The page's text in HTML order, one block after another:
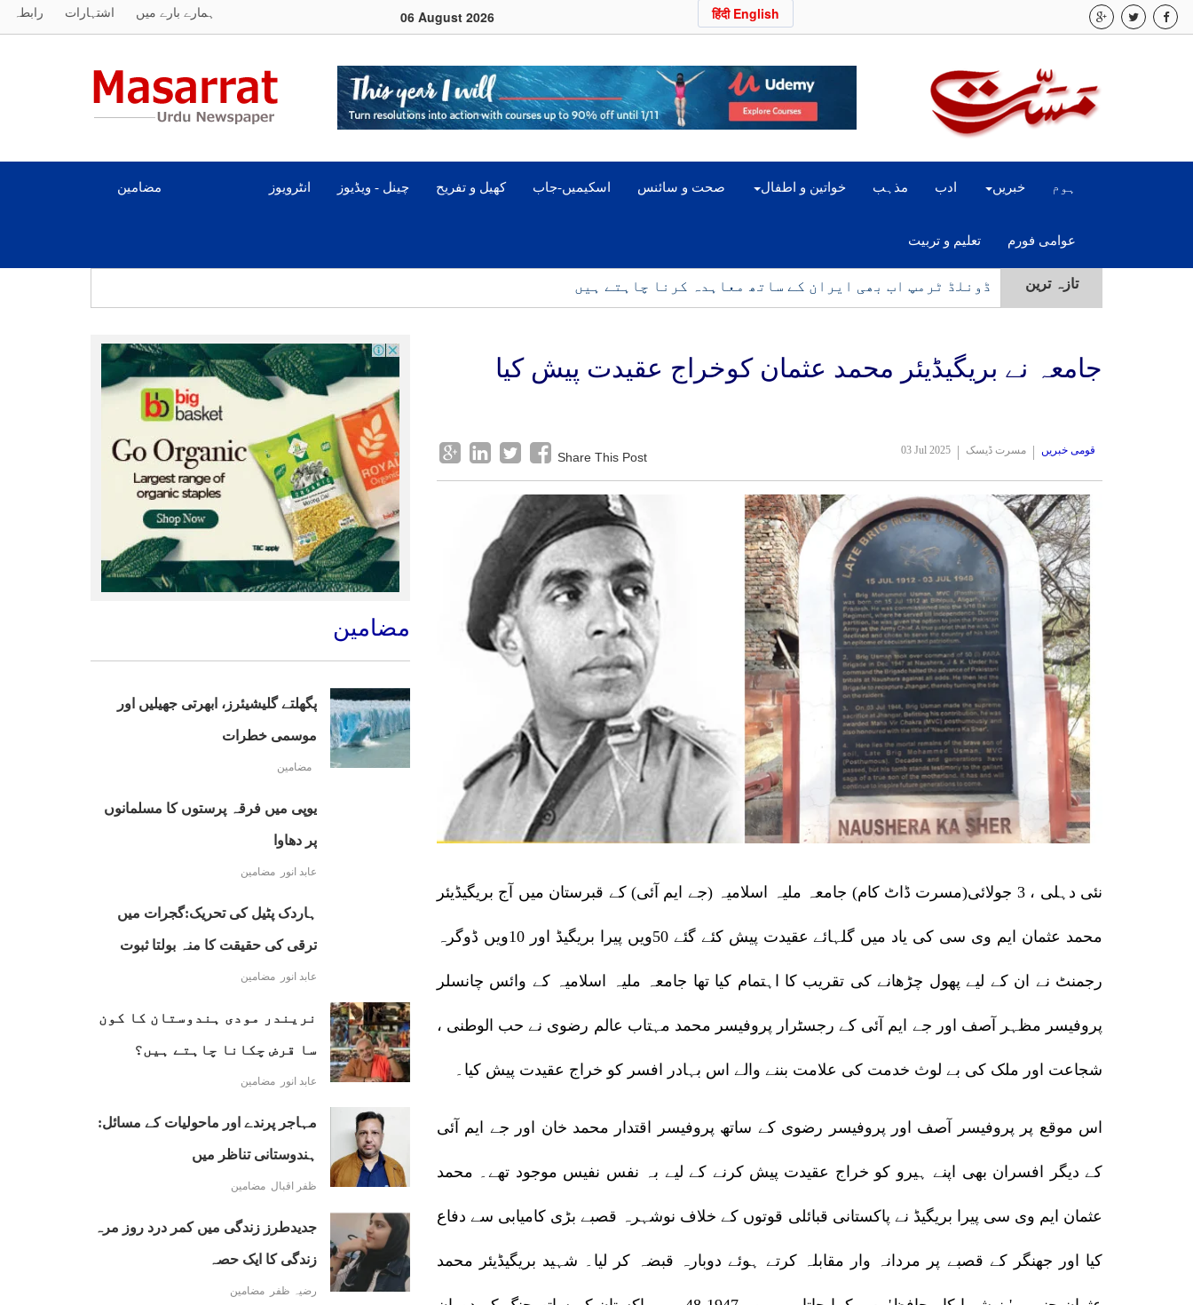
ہمارے بارے میں اشتہارات رابطہ 06 August 2026 हिंदी English
ہوم مضامین خبریں ادب مذہب خواتین و اطفال صحت و سائنس اسکیمیں-جاب کھیل و تفریح چینل - ویڈیوز انٹرویوز
عوامی فورم تعلیم و تربیت
تازہ ترین ڈونلڈ ٹرمپ اب بھی ایران کے ساتھ معاہدہ کرنا چاہتے ہیں
جامعہ نے بریگیڈیئر محمد عثمان کوخراج عقیدت پیش کیا
Share This Post 03 Jul 2025 مسرت ڈیسک قومی خبریں
نئی دہلی ، 3 جولائی(مسرت ڈاٹ کام) جامعہ ملیہ اسلامیہ (جے ایم آئی) کے قبرستان میں آج بریگیڈیئر
محمد عثمان ایم وی سی کی یاد میں گلہائے عقیدت پیش کئے گئے 50ویں پیرا بریگیڈ اور 10ویں ڈوگرہ
رجمنٹ نے ان کے لیے پھول چڑھانے کی تقریب کا اہتمام کیا تھا جامعہ ملیہ اسلامیہ کے وائس چانسلر
پروفیسر مظہر آصف اور جے ایم آئی کے رجسٹرار پروفیسر محمد مہتاب عالم رضوی نے حب الوطنی ،
شجاعت اور ملک کی بے لوث خدمت کی علامت بننے والے اس بہادر افسر کو خراج عقیدت پیش کیا۔
اس موقع پر پروفیسر آصف اور پروفیسر رضوی کے ساتھ پروفیسر اقتدار محمد خان اور جے ایم آئی
کے دیگر افسران بھی اپنے ہیرو کو خراج عقیدت پیش کرنے کے لیے بہ نفس نفیس موجود تھے۔ محمد
عثمان ایم وی سی پیرا بریگیڈ نے پاکستانی قبائلی قوتوں کے خلاف نوشہرہ قصبے بڑی کامیابی سے دفاع
کیا اور جھنگر کے قصبے پر مردانہ وار مقابلہ کرتے ہوئے دوبارہ قبضہ کر لیا۔ شہید بریگیڈیئر محمد
مضامین
پگھلتے گلیشیئرز، ابھرتی جھیلیں اور
موسمی خطرات
مضامین
یوپی میں فرقہ پرستوں کا مسلمانوں
پر دھاوا
عابد انور مضامین
ہاردک پٹیل کی تحریک:گجرات میں
ترقی کی حقیقت کا منہ بولتا ثبوت
عابد انور مضامین
نریندر مودی ہندوستان کا کون
سا قرض چکانا چاہتے ہیں؟
عابد انور مضامین
مہاجر پرندے اور ماحولیات کے مسائل:
ہندوستانی تناظر میں
ظفر اقبال مضامین
جدیدطرز زندگی میں کمر درد روز مرہ
زندگی کا ایک حصہ
رضیہ ظفر مضامین